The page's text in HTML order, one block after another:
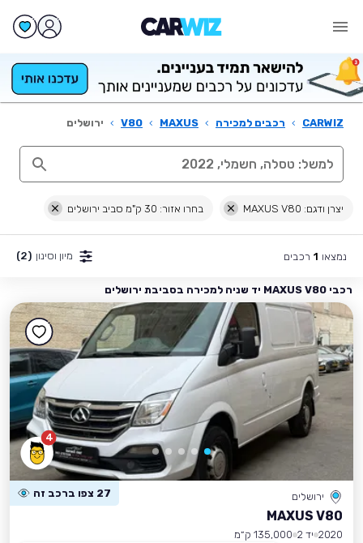
CARWIZ
› רכבים למכירה ›
MAXUS
›
V80
› ירושלים
יצרן ודגם: MAXUS V80 בחרו אזור: 30 ק"מ סביב ירושלים
נמצאו 1 רכבים מיון וסינון (2)
רכבי MAXUS V80 יד שניה למכירה בסביבת ירושלים
4
ירושלים 27 צפו ברכב זה
MAXUS V80
2020 יד 2
135,000 ק״מ